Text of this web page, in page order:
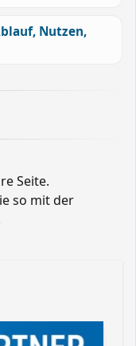
Nutzen,
Seite.
so mit der